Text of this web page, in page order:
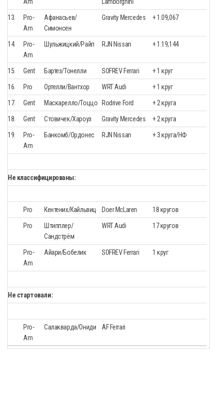
13.
Pro-
Am
Афанасьев/
Симонсен
Gravity Mercedes + 1.09,067
14.
Pro-
Am
Шульжицкий/Райп RJN Nissan + 1.19,144
15. Gent Бартез/Тонелли SOFREV Ferrari + 1 круг
16. Pro Ортелли/Вантхор WRT Audi + 1 круг
17. Gent Маскарелло/Тоццо Rodrive Ford + 2 круга
18. Gent Стовичек/Хароуз Gravity Mercedes + 2 круга
19.
Pro-
Am
Банкомб/Ордонес RJN Nissan + 3 круга/НФ
Не классифицированы:
Pro Кентених/Кайльвиц Doer McLaren 18кругов
Pro
Штипплер/
Сандстрём
WRT Audi 17 кругов
Pro-
Am
Айари/Бобелик SOFREV Ferrari 1 круг
Не стартовали:
Pro-
Am
Салакварда/Ониди AF Ferrari